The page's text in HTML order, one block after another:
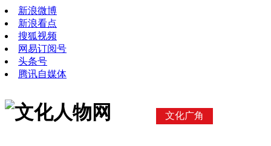
新浪微博
新浪看点
搜狐视频
网易订阅号
头条号
腾讯自媒体
文化广角